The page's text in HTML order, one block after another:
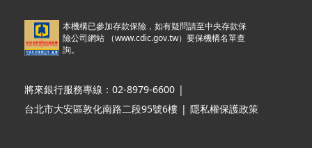
本機構已參加存款保險，如有疑問請至中央存款保
險公司網站 （www.cdic.gov.tw）要保機構名單查
詢。
將來銀行服務專線：02-8979-6600 |
台北市大安區敦化南路二段95號6樓 | 隱私權保護政策